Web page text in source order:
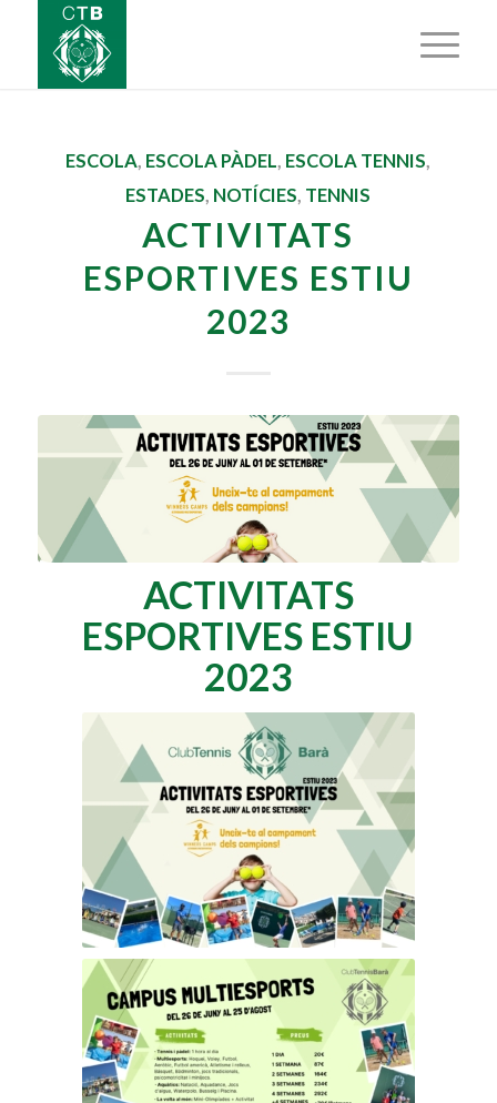
ESCOLA, ESCOLA PÀDEL, ESCOLA TENNIS,
ESTADES, NOTÍCIES, TENNIS
ACTIVITATS
ESPORTIVES ESTIU
2023
ACTIVITATS
ESPORTIVES ESTIU
2023